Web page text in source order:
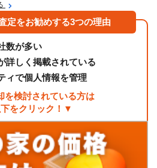
定をお勧めする3つの理由
数が多い
詳しく掲載されている
ィで個人情報を管理
を検討されている方は
をクリック！▼